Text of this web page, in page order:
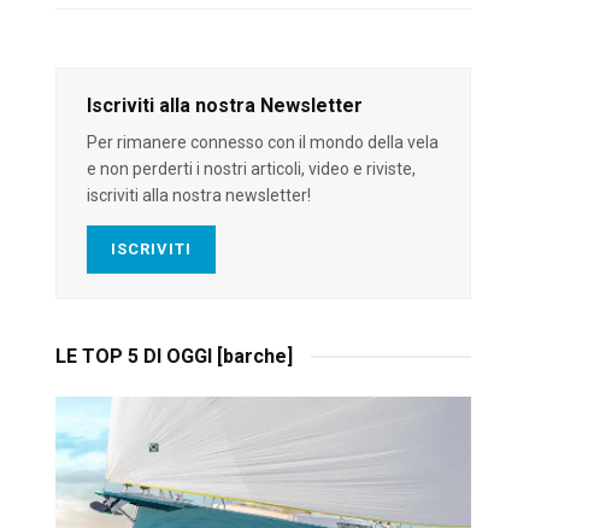
Iscriviti alla nostra Newsletter
Per rimanere connesso con il mondo della vela
e non perderti i nostri articoli, video e riviste,
iscriviti alla nostra newsletter!
ISCRIVITI
LE TOP 5 DI OGGI [barche]